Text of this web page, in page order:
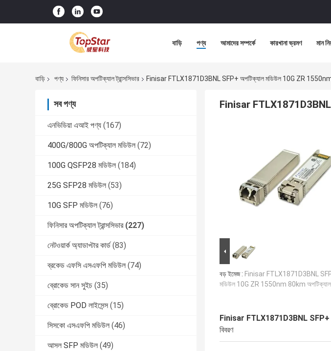
বাড়ি পণ্য আমাদের সম্পর্কে কারখানা ভ্রমণ মান
বাড়ি পণ্য ফিনিসার অপটিক্যাল ট্রান্সসিভার Finisar FTLX1871D3BNL SFP+ অপটিক্যাল মডিউল 10G ZR 1550nm
সব পণ্য
এনভিডিয়া এআই পণ্য (167)
400G/800G অপটিক্যাল মডিউল (72)
100G QSFP28 মডিউল (184)
25G SFP28 মডিউল (53)
10G SFP মডিউল (76)
ফিনিসার অপটিক্যাল ট্রান্সসিভার (227)
নেটওয়ার্ক অ্যাডাপ্টার কার্ড (83)
ব্রকেড এফসি এসএফপি মডিউল (74)
ব্রোকেড সান সুইচ (35)
ব্রোকেড POD লাইসেন্স (15)
সিসকো এসএফপি মডিউল (46)
আসল SFP মডিউল (49)
Finisar FTLX1871D3BNL
বড় ইমেজ : Finisar FTLX1871D3BNL
মডিউল 10G ZR 1550nm 80km অপটিক্যাল
Finisar FTLX1871D3BNL SFP+
বিবরণ